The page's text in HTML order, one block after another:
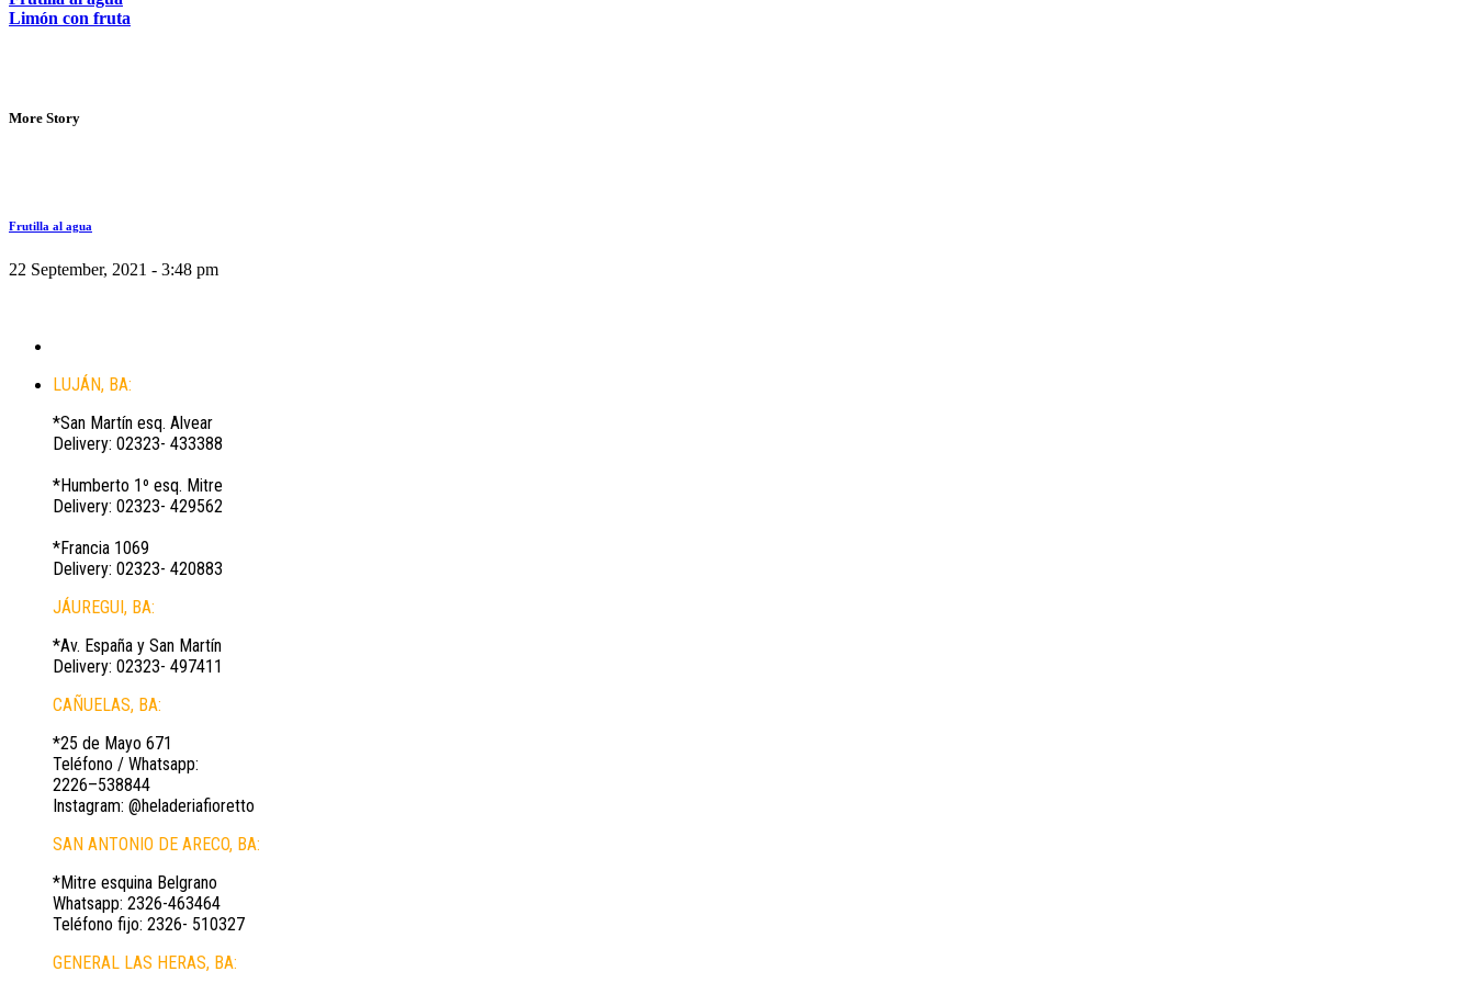
Limón con fruta
More Story
Frutilla al agua
22 September, 2021 - 3:48 pm
LUJÁN, BA:
*San Martín esq. Alvear
Delivery: 02323- 433388
*Humberto 1º esq. Mitre
Delivery: 02323- 429562
*Francia 1069
Delivery: 02323- 420883
JÁUREGUI, BA:
*Av. España y San Martín
Delivery: 02323- 497411
CAÑUELAS, BA:
*25 de Mayo 671
Teléfono / Whatsapp:
2226–538844
Instagram: @heladeriafioretto
SAN ANTONIO DE ARECO, BA:
*Mitre esquina Belgrano
Whatsapp: 2326-463464
Teléfono fijo: 2326- 510327
GENERAL LAS HERAS, BA: